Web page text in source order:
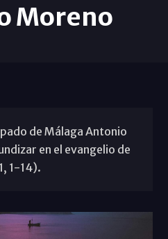
Moreno
de Málaga Antonio
en el evangelio de
1-14).